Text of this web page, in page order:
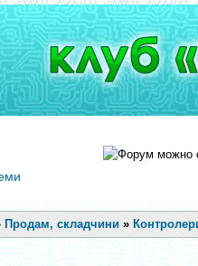
Продам, складчини »